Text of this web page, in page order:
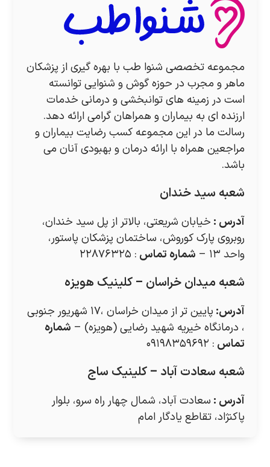
مجموعه تخصصی شنوا طب با بهره گیری از پزشکان
ماهر و مجرب در حوزه گوش و شنوایی توانسته
است در زمینه های توانبخشی و درمانی خدمات
ارزنده ای به بیماران و همراهان گرامی ارائه دهد.
رسالت ما در این مجموعه کسب رضایت بیماران و
مراجعین همراه با ارائه درمان و بهبودی آنان می
باشد.
شعبه سید خندان
آدرس : خیابان شریعتی، بالاتر از پل سید خندان،
روبروی پارک کوروش، ساختمان پزشکان پاستور،
واحد ۱۳ –
شماره تماس : ۲۲۸۷۶۳۲۵
شعبه میدان خراسان – کلینیک هویزه
آدرس:
پایین تر از میدان خراسان ،۱۷ شهریور جنوبی
، درمانگاه خیریه شهید رضایی (هویزه) – شماره
تماس : ۰۹۱۹۸۳۵۹۶۹۲
شعبه سعادت آباد – کلینیک ساج
آدرس : سعادت آباد، شمال چهار راه سرو، بلوار
پاکنژاد، تقاطع یادگار امام